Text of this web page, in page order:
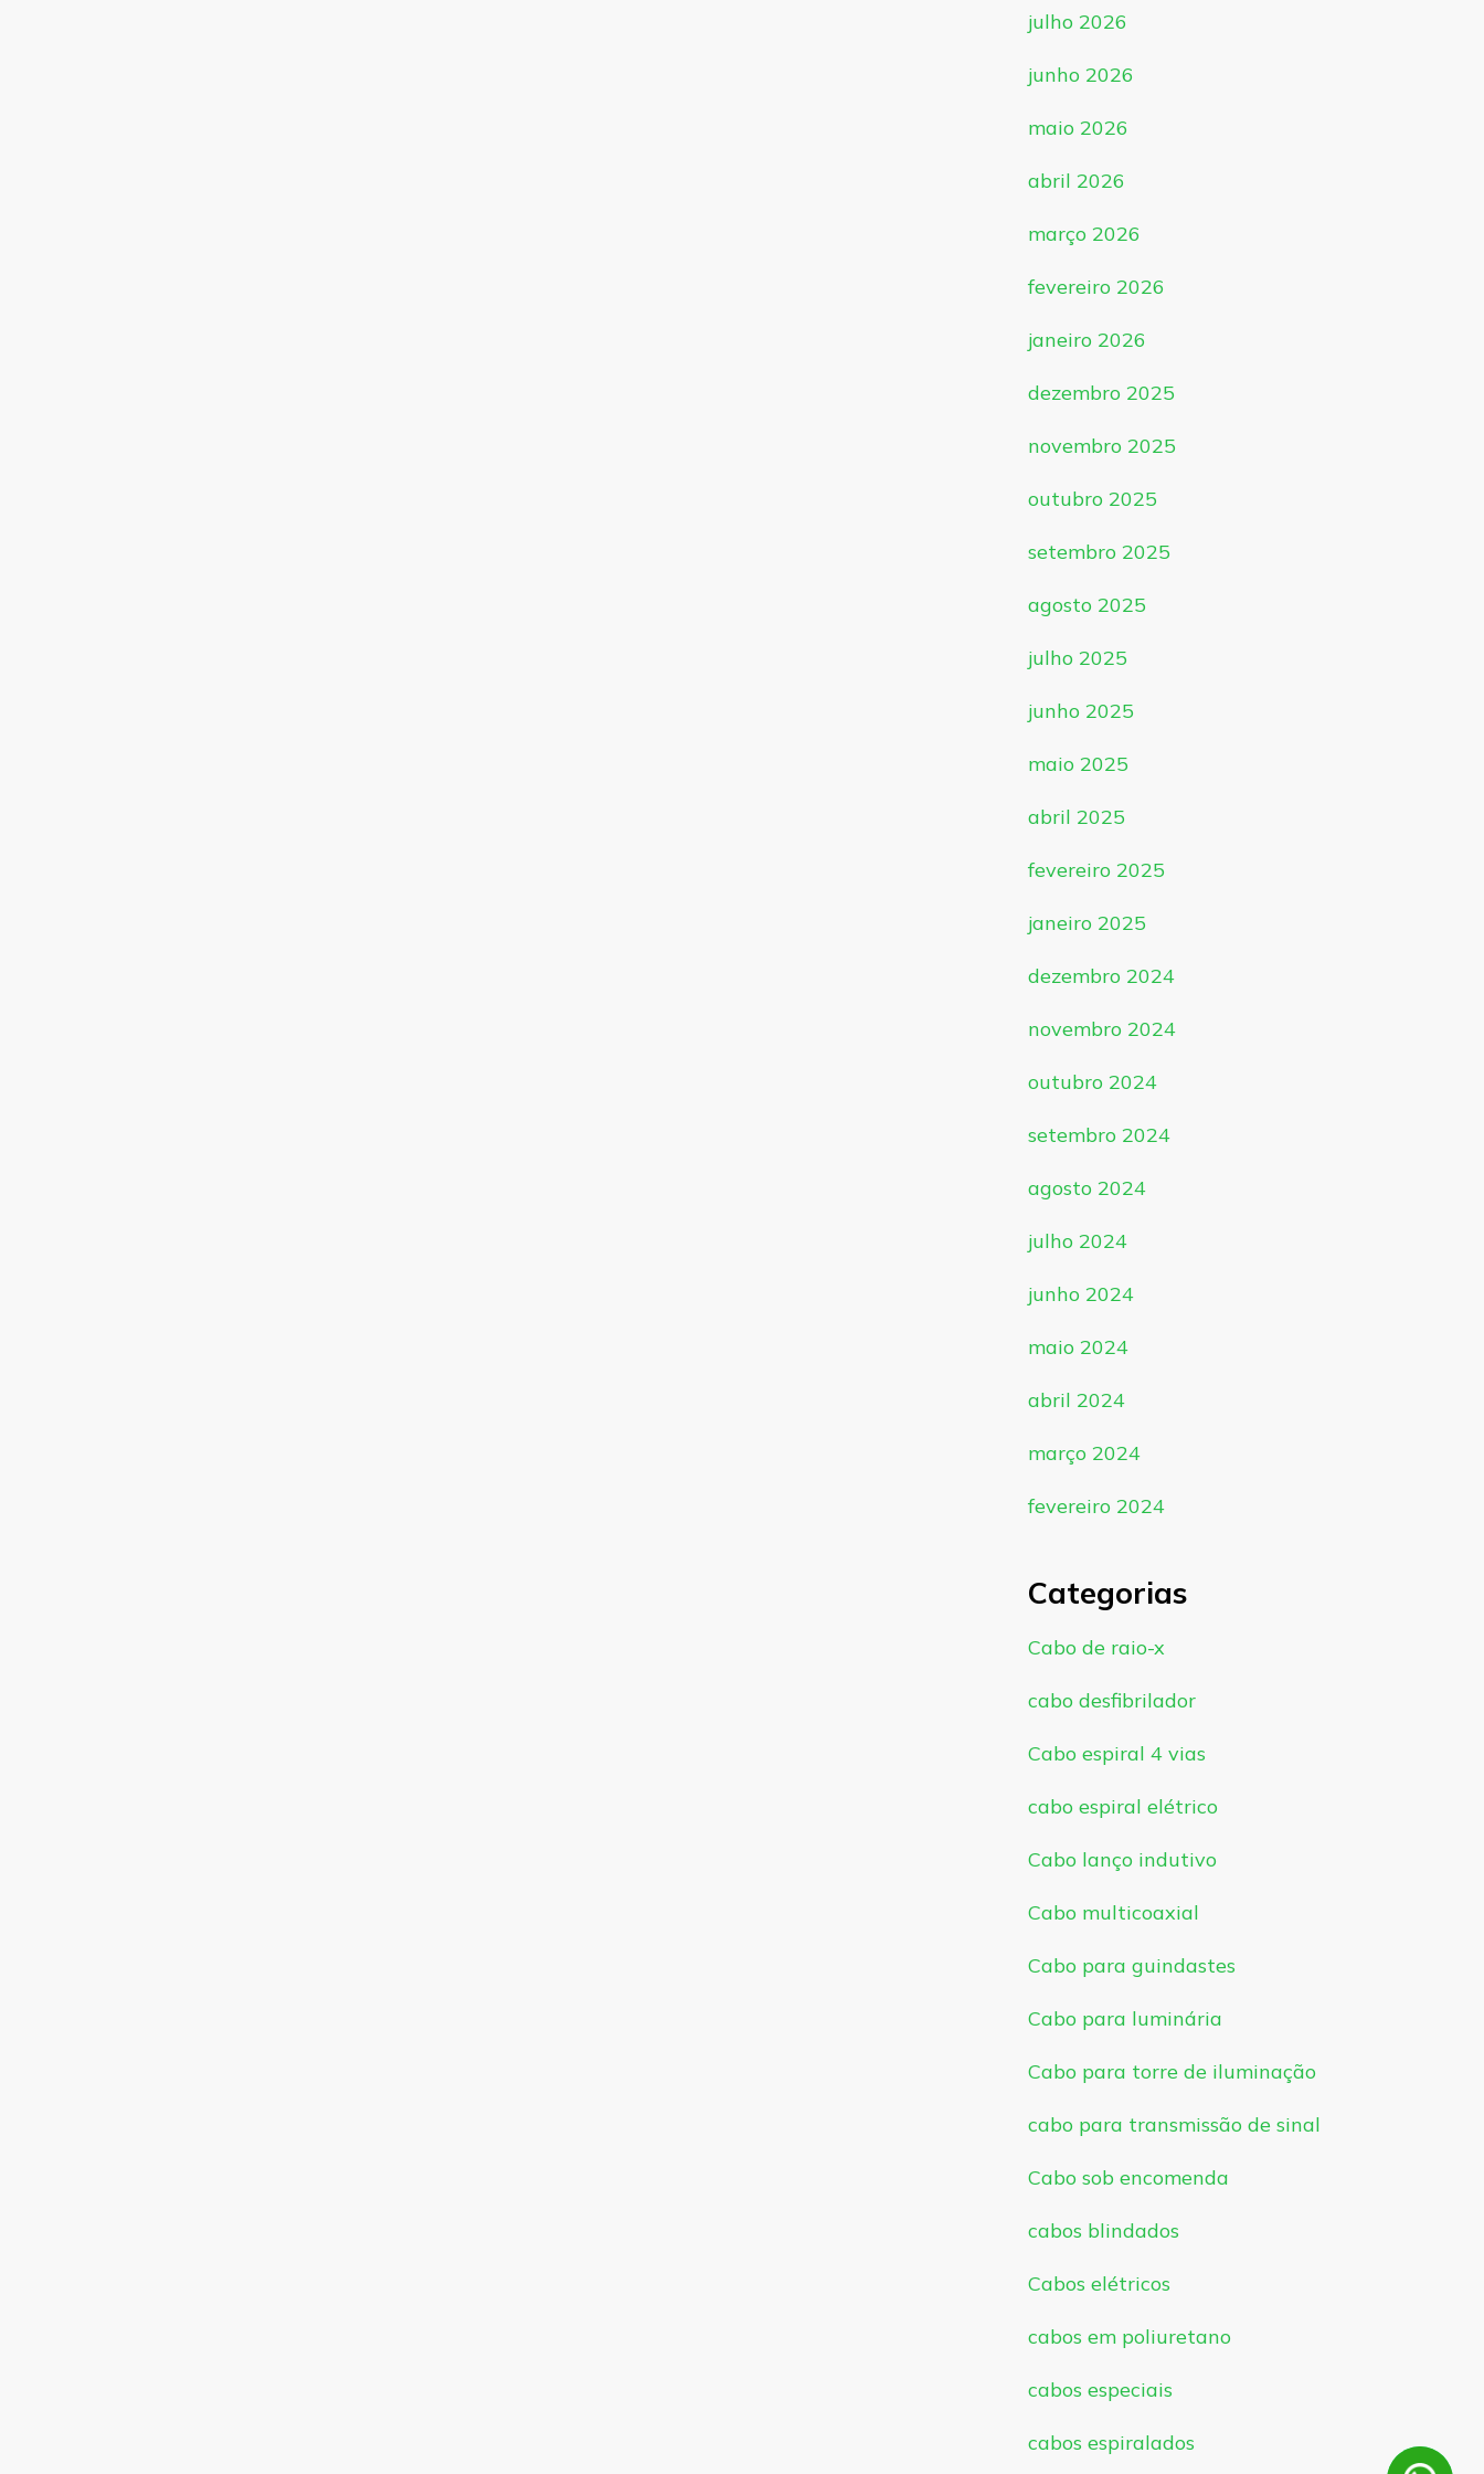
julho 2026
junho 2026
maio 2026
abril 2026
março 2026
fevereiro 2026
janeiro 2026
dezembro 2025
novembro 2025
outubro 2025
setembro 2025
agosto 2025
julho 2025
junho 2025
maio 2025
abril 2025
fevereiro 2025
janeiro 2025
dezembro 2024
novembro 2024
outubro 2024
setembro 2024
agosto 2024
julho 2024
junho 2024
maio 2024
abril 2024
março 2024
fevereiro 2024
Categorias
Cabo de raio-x
cabo desfibrilador
Cabo espiral 4 vias
cabo espiral elétrico
Cabo lanço indutivo
Cabo multicoaxial
Cabo para guindastes
Cabo para luminária
Cabo para torre de iluminação
cabo para transmissão de sinal
Cabo sob encomenda
cabos blindados
Cabos elétricos
cabos em poliuretano
cabos especiais
cabos espiralados